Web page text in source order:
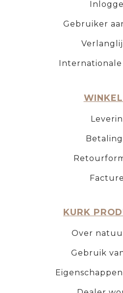
Gebruiker
KURK
Over
Gebruik